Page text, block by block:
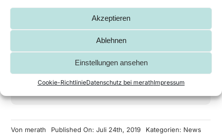
Akzeptieren
Ablehnen
Einstellungen ansehen
Cookie-RichtlinieDatenschutz bei merathImpressum
metallsysteme ist
Mittelstandes“
Januar 28th, 2020
Von merath Published On: Juli 24th, 2019 Kategorien: News